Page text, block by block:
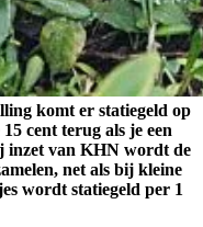
komt er statiegeld op
cent terug als je een
van KHN wordt de
net als bij kleine
wordt statiegeld per 1